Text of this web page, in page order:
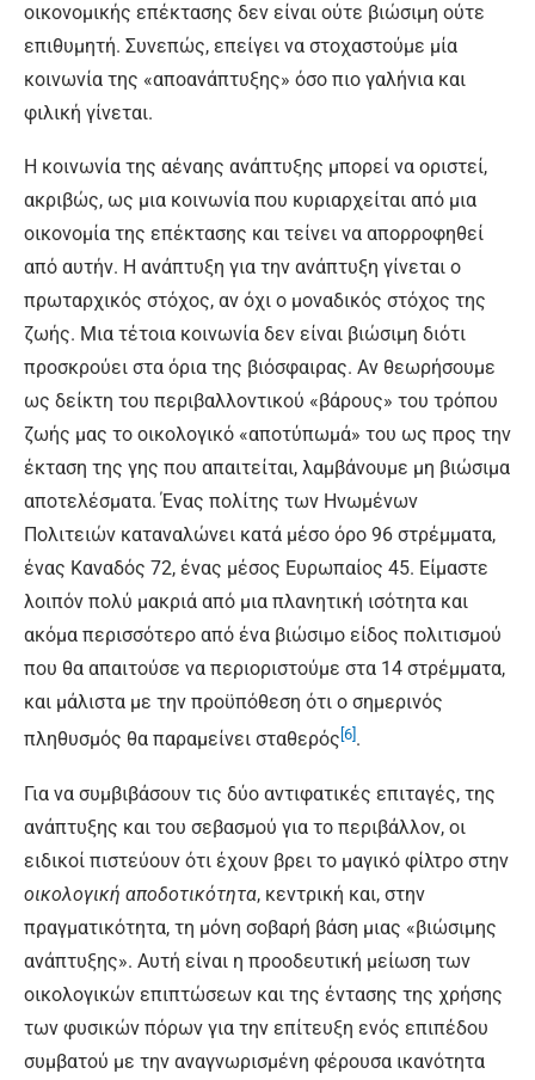
οικονομικής επέκτασης δεν είναι ούτε βιώσιμη ούτε
επιθυμητή. Συνεπώς, επείγει να στοχαστούμε μία
κοινωνία της «αποανάπτυξης» όσο πιο γαλήνια και
φιλική γίνεται.
Η κοινωνία της αέναης ανάπτυξης μπορεί να οριστεί,
ακριβώς, ως μια κοινωνία που κυριαρχείται από μια
οικονομία της επέκτασης και τείνει να απορροφηθεί
από αυτήν. Η ανάπτυξη για την ανάπτυξη γίνεται ο
πρωταρχικός στόχος, αν όχι ο μοναδικός στόχος της
ζωής. Μια τέτοια κοινωνία δεν είναι βιώσιμη διότι
προσκρούει στα όρια της βιόσφαιρας. Αν θεωρήσουμε
ως δείκτη του περιβαλλοντικού «βάρους» του τρόπου
ζωής μας το οικολογικό «αποτύπωμά» του ως προς την
έκταση της γης που απαιτείται, λαμβάνουμε μη βιώσιμα
αποτελέσματα. Ένας πολίτης των Ηνωμένων
Πολιτειών καταναλώνει κατά μέσο όρο 96 στρέμματα,
ένας Καναδός 72, ένας μέσος Ευρωπαίος 45. Είμαστε
λοιπόν πολύ μακριά από μια πλανητική ισότητα και
ακόμα περισσότερο από ένα βιώσιμο είδος πολιτισμού
που θα απαιτούσε να περιοριστούμε στα 14 στρέμματα,
και μάλιστα με την προϋπόθεση ότι ο σημερινός
πληθυσμός θα παραμείνει σταθερός [6].
Για να συμβιβάσουν τις δύο αντιφατικές επιταγές, της
ανάπτυξης και του σεβασμού για το περιβάλλον, οι
ειδικοί πιστεύουν ότι έχουν βρει το μαγικό φίλτρο στην
οικολογική αποδοτικότητα, κεντρική και, στην
πραγματικότητα, τη μόνη σοβαρή βάση μιας «βιώσιμης
ανάπτυξης». Αυτή είναι η προοδευτική μείωση των
οικολογικών επιπτώσεων και της έντασης της χρήσης
των φυσικών πόρων για την επίτευξη ενός επιπέδου
συμβατού με την αναγνωρισμένη φέρουσα ικανότητα